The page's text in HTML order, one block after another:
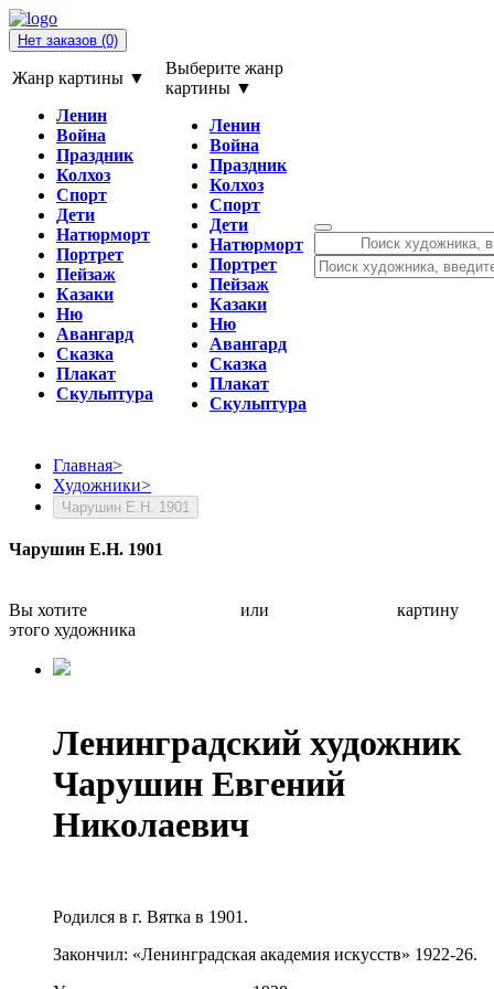
Нет заказов (0)
Жанр картины ▼
Ленин
Война
Праздник
Колхоз
Спорт
Дети
Натюрморт
Портрет
Пейзаж
Казаки
Ню
Авангард
Сказка
Плакат
Скульптура
Выберите жанр
картины ▼
Ленин
Война
Праздник
Колхоз
Спорт
Дети
Натюрморт
Портрет
Пейзаж
Казаки
Ню
Авангард
Сказка
Плакат
Скульптура
Главная>
Художники>
Чарушин Е.Н. 1901
Чарушин Е.Н. 1901
Вы хотите или
картину
этого художника
Ленинградский художник
Чарушин Евгений
Николаевич
Родился в г. Вятка в 1901.
Закончил: «Ленинградская академия искусств» 1922-26.